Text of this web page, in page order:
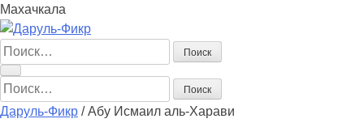
Махачкала
Найти:
Найти:
Даруль-Фикр /Абу Исмаил аль-Харави